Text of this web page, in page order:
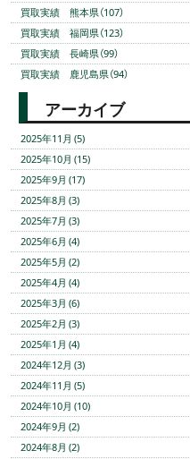
買取実績 熊本県（107）
買取実績 福岡県（123）
買取実績 長崎県（99）
買取実績 鹿児島県（94）
アーカイブ
2025年11月 (5)
2025年10月 (15)
2025年9月 (17)
2025年8月 (3)
2025年7月 (3)
2025年6月 (4)
2025年5月 (2)
2025年4月 (4)
2025年3月 (6)
2025年2月 (3)
2025年1月 (4)
2024年12月 (3)
2024年11月 (5)
2024年10月 (10)
2024年9月 (2)
2024年8月 (2)